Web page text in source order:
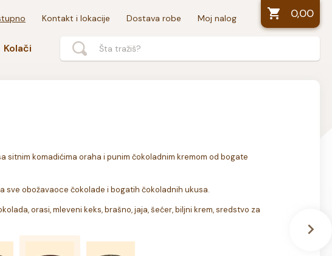
Kontakt i lokacije Dostava robe Moj nalog 0,00
Kolači
sitnim komadićima oraha i punim čokoladnim kremom od bogate
sve obožavaoce čokolade i bogatih čokoladnih ukusa.
orasi, mleveni keks, brašno, jaja, šećer, biljni krem, sredstvo za